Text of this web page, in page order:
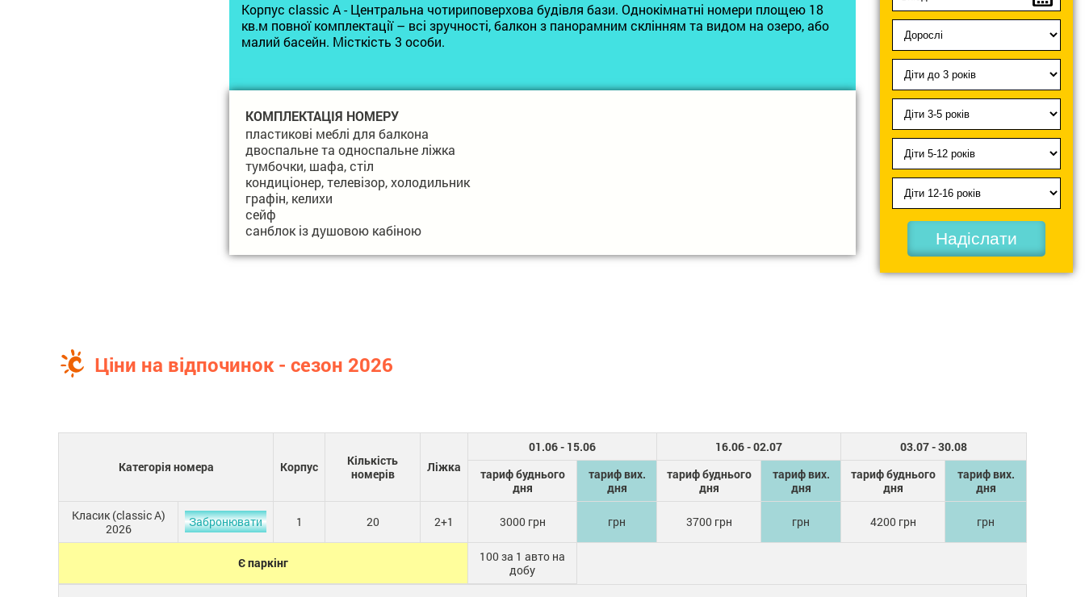
Корпус сlassic A - Центральна чотириповерхова будівля бази. Однокімнатні номери площею 18
кв.м повної комплектації – всі зручності, балкон з панорамним склінням та видом на озеро, або
малий басейн. Місткість 3 особи.
КОМПЛЕКТАЦІЯ НОМЕРУ
пластикові меблі для балкона
двоспальне та односпальне ліжка
тумбочки, шафа, стіл
кондиціонер, телевізор, холодильник
графін, келихи
сейф
санблок із душовою кабіною
Надіслати
Ціни на відпочинок - сезон 2026
Категорія номера Корпус
Кількість
номерів
Ліжка
01.06 - 15.06 16.06 - 02.07
03.07 - 30.08
тариф буднього
дня
тариф вих.
дня
тариф буднього
дня
тариф вих.
дня
тариф буднього
дня
тариф вих.
дня
Класик (сlassic A)
2026
Забронювати 1 20 2+1 3000 грн грн 3700 грн грн 4200 грн грн
Є паркінг
100 за 1 авто на
добу